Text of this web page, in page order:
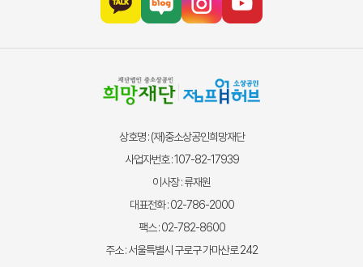
상호명 : (재)중소상공인희망재단
사업자번호 : 107-82-17939
이사장 : 류재원
대표전화 : 02-786-2000
팩스 : 02-782-8600
주소 : 서울특별시 구로구 가마산로 242